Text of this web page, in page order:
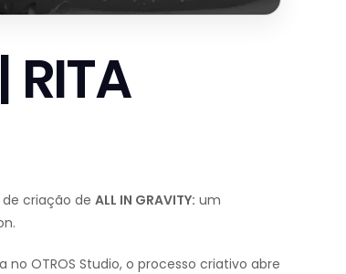
RITA
criação de ALL IN GRAVITY: um
OTROS Studio, o processo criativo abre